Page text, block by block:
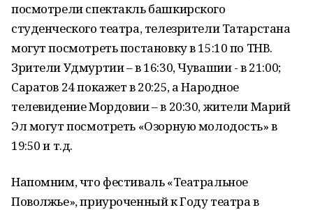
посмотрели спектакль башкирского
студенческого театра, телезрители Татарстана
могут посмотреть постановку в 15:10 по ТНВ.
Зрители Удмуртии – в 16:30, Чувашии - в 21:00;
Саратов 24 покажет в 20:25, а Народное
телевидение Мордовии – в 20:30, жители Марий
Эл могут посмотреть «Озорную молодость» в
19:50 и т.д.
Напомним, что фестиваль «Театральное
Поволжье», приуроченный к Году театра в